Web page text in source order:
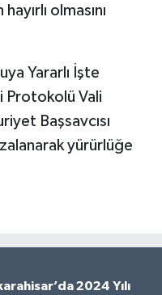
olmasını
Yararlı İşte
Protokolü Vali
Başsavcısı
yürürlüğe
2024 Yılı